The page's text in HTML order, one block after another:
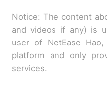
Notice: The content
and videos if any) is
user of NetEase
platform and only
services.